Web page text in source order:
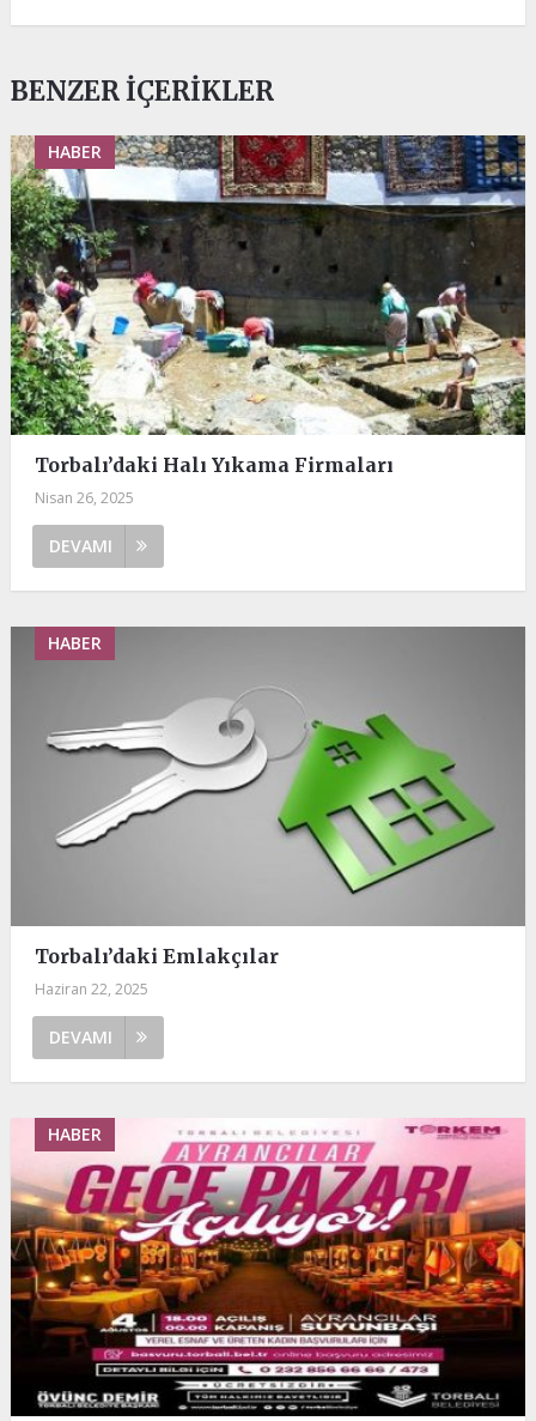
BENZER İÇERIKLER
HABER
Torbalı’daki Halı Yıkama Firmaları
Nisan 26, 2025
DEVAMI
HABER
Torbalı’daki Emlakçılar
Haziran 22, 2025
DEVAMI
HABER